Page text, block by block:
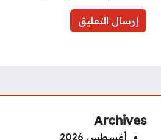
Archives
أغسطس 2026